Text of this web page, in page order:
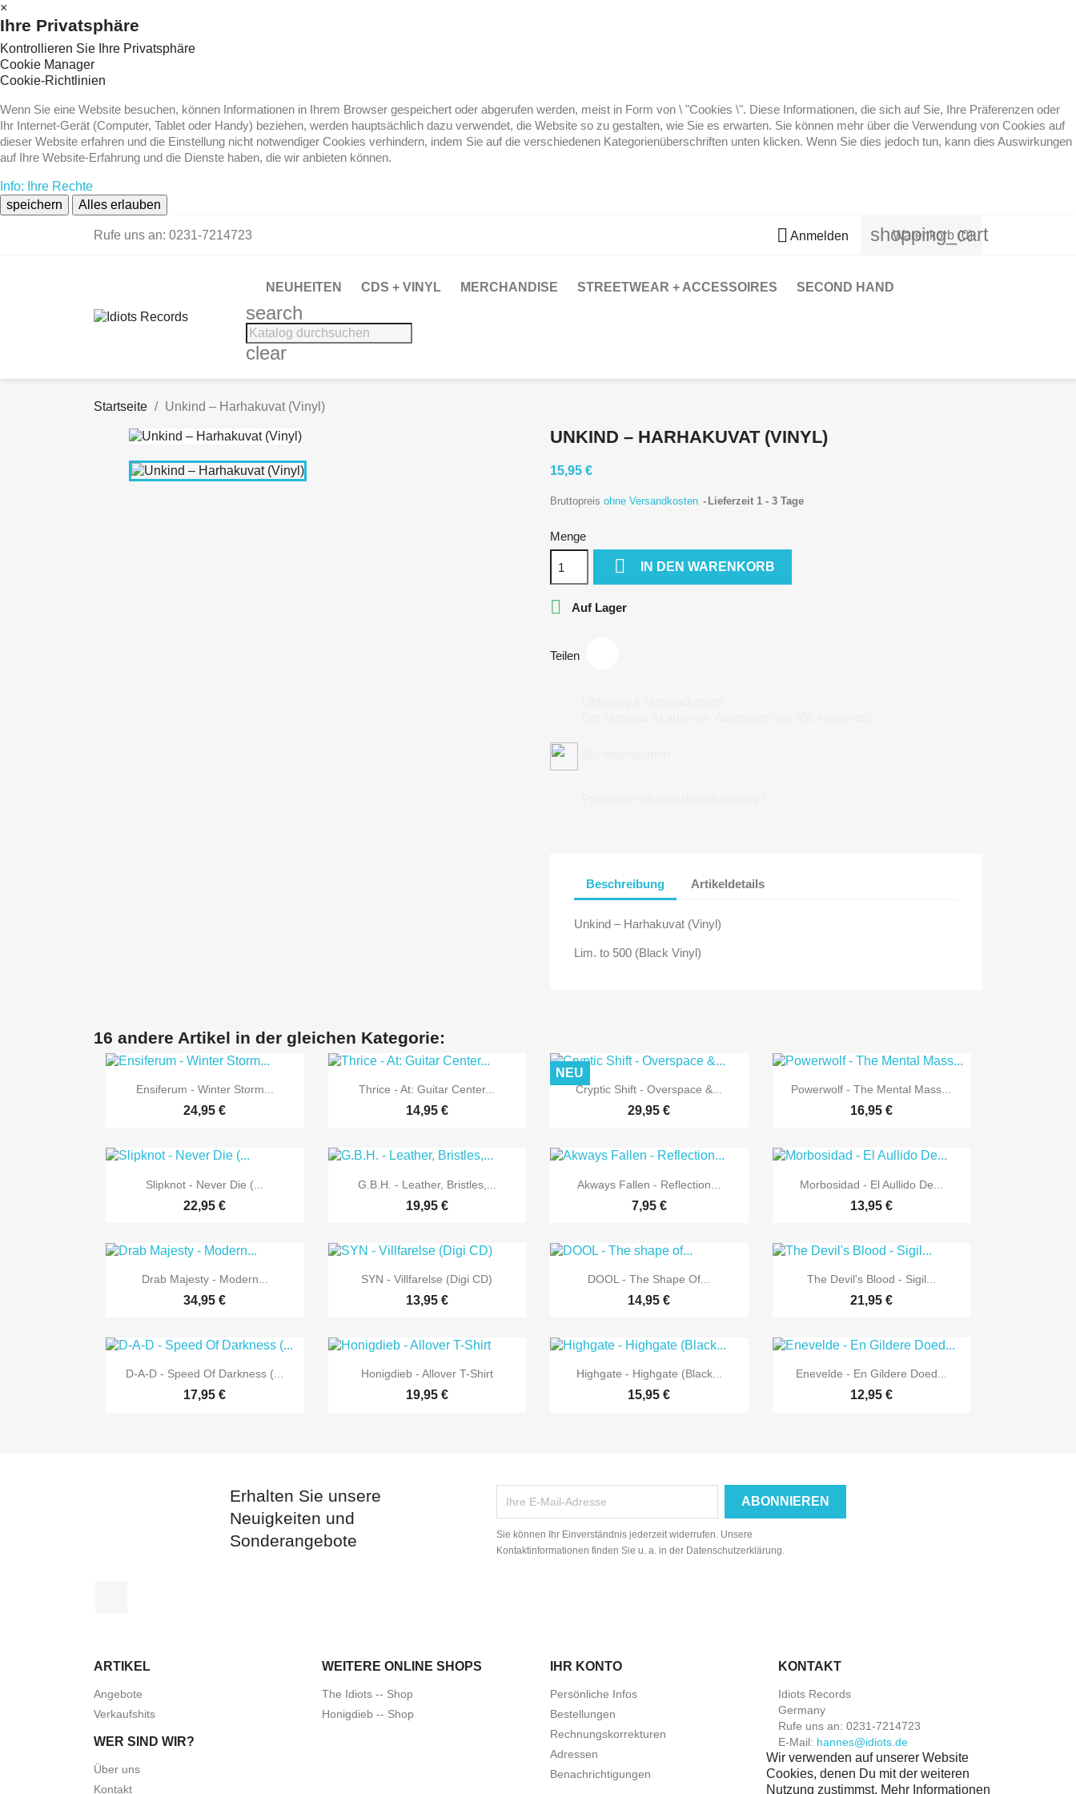
×
Ihre Privatsphäre
Kontrollieren Sie Ihre Privatsphäre
Cookie Manager
Cookie-Richtlinien
Wenn Sie eine Website besuchen, können Informationen in Ihrem Browser gespeichert oder abgerufen werden, meist in Form von \ "Cookies \". Diese Informationen, die sich auf Sie, Ihre Präferenzen oder
Ihr Internet-Gerät (Computer, Tablet oder Handy) beziehen, werden hauptsächlich dazu verwendet, die Website so zu gestalten, wie Sie es erwarten. Sie können mehr über die Verwendung von Cookies auf
dieser Website erfahren und die Einstellung nicht notwendiger Cookies verhindern, indem Sie auf die verschiedenen Kategorienüberschriften unten klicken. Wenn Sie dies jedoch tun, kann dies Auswirkungen
auf Ihre Website-Erfahrung und die Dienste haben, die wir anbieten können.
Info: Ihre Rechte
speichern
Alles erlauben
Rufe uns an: 0231-7214723  Anmelden shopping_cart
Warenkorb (0)
NEUHEITEN CDS + VINYL MERCHANDISE STREETWEAR + ACCESSOIRES SECOND HAND
search
clear
Startseite Unkind ‎– Harhakuvat (Vinyl)
UNKIND ‎– HARHAKUVAT (VINYL)
15,95 €
Bruttopreis ohne Versandkosten Lieferzeit 1 - 3 Tage
Menge
 IN DEN WARENKORB
 Auf Lager
Teilen
Beschreibung Artikeldetails
Unkind ‎– Harhakuvat (Vinyl)
Lim. to 500 (Black Vinyl)
16 andere Artikel in der gleichen Kategorie:
 Vorschau
Ensiferum - Winter Storm...
24,95 €
 Vorschau
Thrice - At: Guitar Center...
14,95 €
 Vorschau
Cryptic Shift - Overspace &...
29,95 €
NEU
 Vorschau
Powerwolf - The Mental Mass...
16,95 €
 Vorschau
Slipknot - Never Die (...
22,95 €
 Vorschau
G.B.H. - Leather, Bristles,...
19,95 €
 Vorschau
Akways Fallen - Reflection...
7,95 €
 Vorschau
Morbosidad - El Aullido De...
13,95 €
 Vorschau
Drab Majesty - Modern...
34,95 €
 Vorschau
SYN - Villfarelse (Digi CD)
13,95 €
 Vorschau
DOOL - The Shape Of...
14,95 €
 Vorschau
The Devil's Blood - Sigil...
21,95 €
 Vorschau
D-A-D - Speed Of Darkness (...
17,95 €
 Vorschau
Honigdieb - Allover T-Shirt
19,95 €
 Vorschau
Highgate - Highgate (Black...
15,95 €
 Vorschau
Enevelde - En Gildere Doed...
12,95 €
Erhalten Sie unsere
Neuigkeiten und
Sonderangebote
Sie können Ihr Einverständnis jederzeit widerrufen. Unsere
Kontaktinformationen finden Sie u. a. in der Datenschutzerklärung.
ARTIKEL
Angebote
Verkaufshits
WEITERE ONLINE SHOPS
The Idiots -- Shop
Honigdieb -- Shop
WER SIND WIR?
Über uns
Kontakt
IHR KONTO
Persönliche Infos
Bestellungen
Rechnungskorrekturen
Adressen
Benachrichtigungen
KONTAKT
Idiots Records
Germany
Rufe uns an: 0231-7214723
E-Mail: hannes@idiots.de
Wir verwenden auf unserer Website
Cookies, denen Du mit der weiteren
Nutzung zustimmst. Mehr Informationen